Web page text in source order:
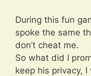
During this fun
spoke the same
don’t cheat me.
So what did I
keep his privacy,